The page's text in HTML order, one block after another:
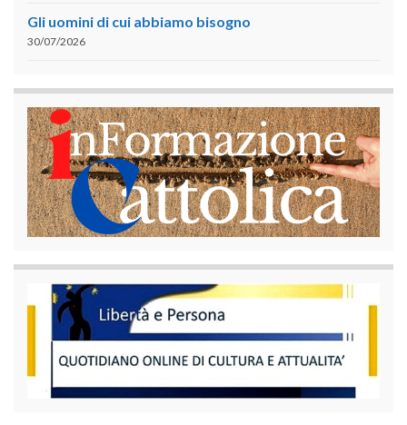
Gli uomini di cui abbiamo bisogno
30/07/2026